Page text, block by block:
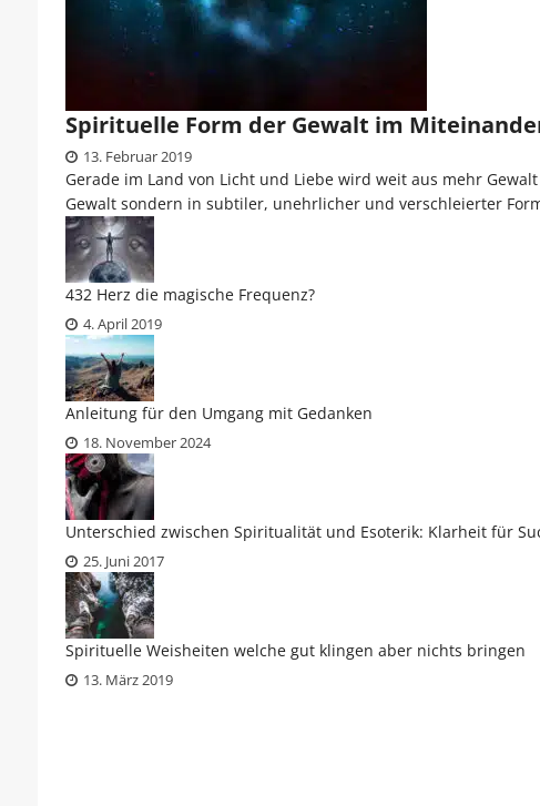
Spirituelle Form der Gewalt im
13. Februar 2019
Gerade im Land von Licht und Liebe wird weit aus mehr
Gewalt sondern in subtiler, unehrlicher und verschleierter
432 Herz die magische Frequenz?
4. April 2019
Anleitung für den Umgang mit Gedanken
18. November 2024
Unterschied zwischen Spiritualität und Esoterik: Klarheit für
25. Juni 2017
Spirituelle Weisheiten welche gut klingen aber nichts bringen
13. März 2019